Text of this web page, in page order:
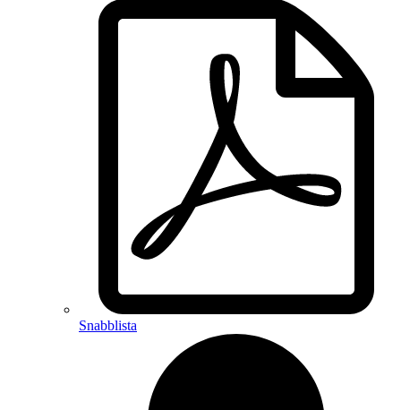
Snabblista